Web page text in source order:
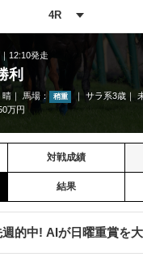
12:10発走
利
晴 馬場： 稍重 サラ系3歳
万円
対戦成績
結果
週的中! AIが日曜重賞を